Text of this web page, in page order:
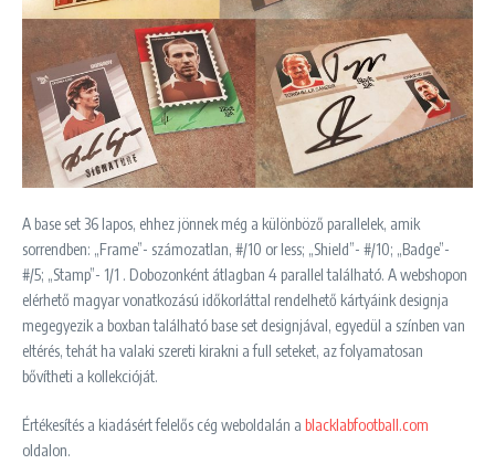
A base set 36 lapos, ehhez jönnek még a különböző parallelek, amik
sorrendben: „Frame”- számozatlan, #/10 or less; „Shield”- #/10; „Badge”-
#/5; „Stamp”- 1/1 . Dobozonként átlagban 4 parallel található. A webshopon
elérhető magyar vonatkozású időkorláttal rendelhető kártyáink designja
megegyezik a boxban található base set designjával, egyedül a színben van
eltérés, tehát ha valaki szereti kirakni a full seteket, az folyamatosan
bővítheti a kollekcióját.
Értékesítés a kiadásért felelős cég weboldalán a blacklabfootball.com
oldalon.